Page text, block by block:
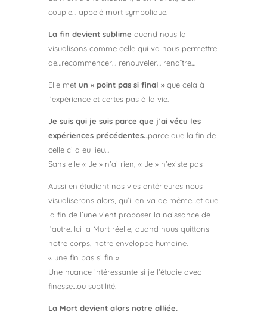
couple… appelé mort symbolique.
La fin devient sublime quand nous la
visualisons comme celle qui va nous permettre
de…recommencer… renouveler… renaître…
Elle met un « point pas si final »que cela à
l’expérience et certes pas à la vie.
Je suis qui je suis parce que j’ai vécu les
expériences précédentes...parce que la fin de
celle ci a eu lieu…
Sans elle « Je » n’ai rien, « Je » n’existe pas
Aussi en étudiant nos vies antérieures nous
visualiserons alors, qu’il en va de même…et que
la fin de l’une vient proposer la naissance de
l’autre. Ici la Mort réelle, quand nous quittons
notre corps, notre enveloppe humaine.
« une fin pas si fin »
Une nuance intéressante si je l’étudie avec
finesse…ou subtilité.
La Mort devient alors notre alliée.